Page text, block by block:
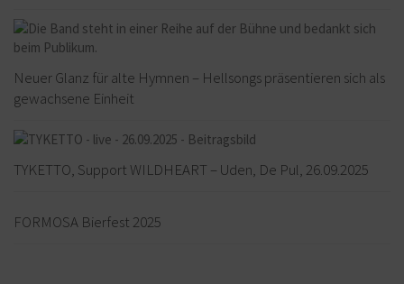
Neuer Glanz für alte Hymnen – Hellsongs präsentieren sich als
gewachsene Einheit
TYKETTO, Support WILDHEART – Uden, De Pul, 26.09.2025
FORMOSA Bierfest 2025